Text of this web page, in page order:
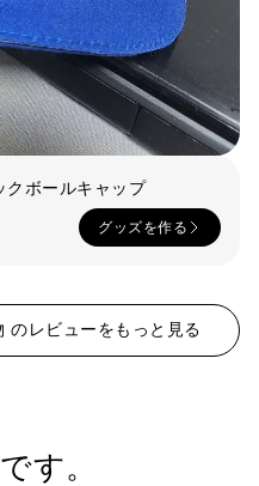
クボールキャップ
グッズを作る
のレビューをもっと見る
す。
GILDAN
Champion
AAA